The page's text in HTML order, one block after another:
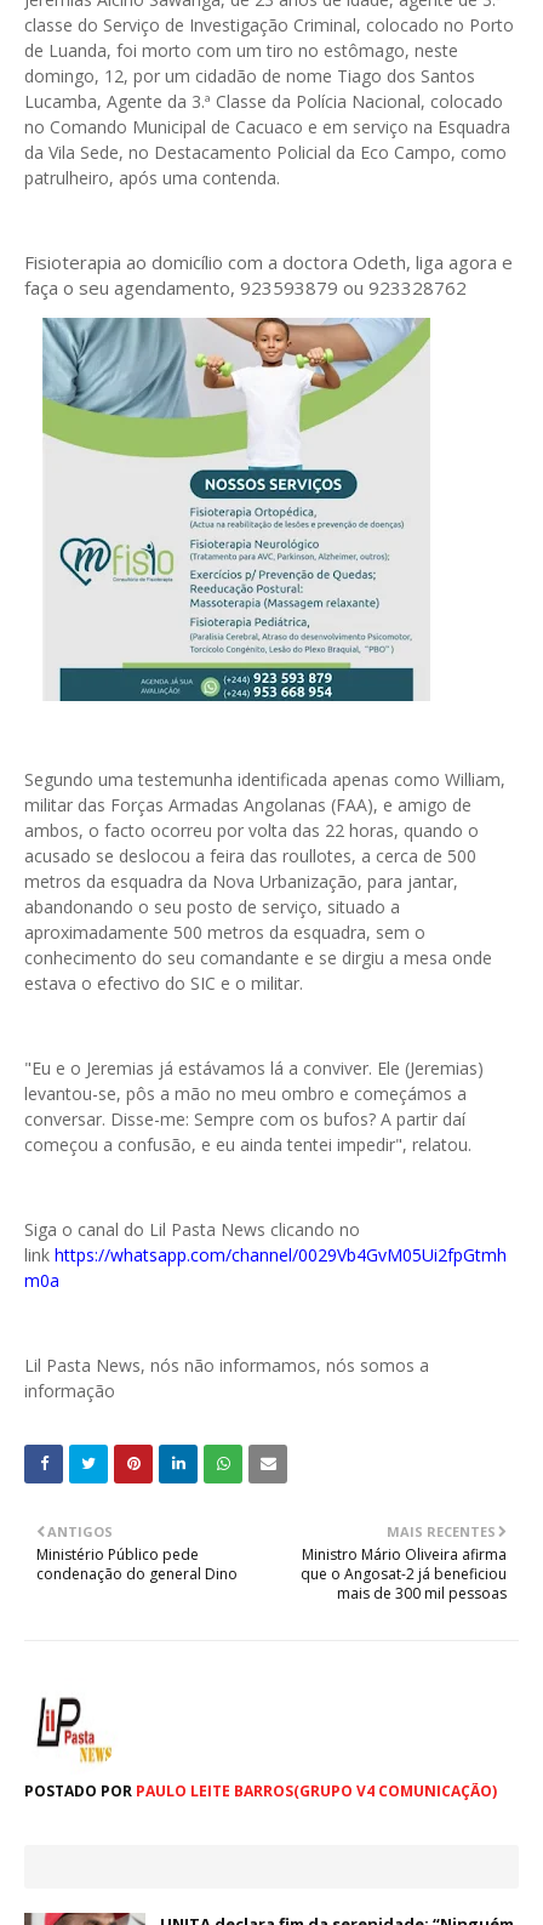
classe do Serviço de Investigação Criminal, colocado no Porto
de Luanda, foi morto com um tiro no estômago, neste
domingo, 12, por um cidadão de nome Tiago dos Santos
Lucamba, Agente da 3.ª Classe da Polícia Nacional, colocado
no Comando Municipal de Cacuaco e em serviço na Esquadra
da Vila Sede, no Destacamento Policial da Eco Campo, como
patrulheiro, após uma contenda.
Fisioterapia ao domicílio com a doctora Odeth, liga agora e
faça o seu agendamento, 923593879 ou 923328762
Segundo uma testemunha identificada apenas como William,
militar das Forças Armadas Angolanas (FAA), e amigo de
ambos, o facto ocorreu por volta das 22 horas, quando o
acusado se deslocou a feira das roullotes, a cerca de 500
metros da esquadra da Nova Urbanização, para jantar,
abandonando o seu posto de serviço, situado a
aproximadamente 500 metros da esquadra, sem o
conhecimento do seu comandante e se dirgiu a mesa onde
estava o efectivo do SIC e o militar.
"Eu e o Jeremias já estávamos lá a conviver. Ele (Jeremias)
levantou-se, pôs a mão no meu ombro e começámos a
conversar. Disse-me: Sempre com os bufos? A partir daí
começou a confusão, e eu ainda tentei impedir", relatou.
Siga o canal do Lil Pasta News clicando no
link https://whatsapp.com/channel/0029Vb4GvM05Ui2fpGtmh
m0a
Lil Pasta News, nós não informamos, nós somos a
informação
MAIS RECENTES
Ministro Mário Oliveira afirma
que o Angosat-2 já beneficiou
mais de 300 mil pessoas
ANTIGOS
Ministério Público pede
condenação do general Dino
POSTADO POR PAULO LEITE BARROS(GRUPO V4 COMUNICAÇÃO)